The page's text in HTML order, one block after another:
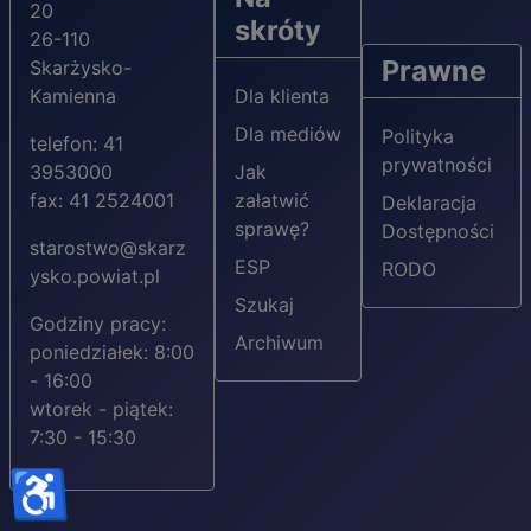
20
26-110
Skarżysko-
Kamienna
telefon: 41
3953000
fax: 41 2524001
starostwo@skarz
ysko.powiat.pl
Godziny pracy:
poniedziałek: 8:00
- 16:00
wtorek - piątek:
7:30 - 15:30
skróty
Dla klienta
Dla mediów
Jak
załatwić
sprawę?
ESP
Szukaj
Archiwum
Prawne
Polityka
prywatności
Deklaracja
Dostępności
RODO